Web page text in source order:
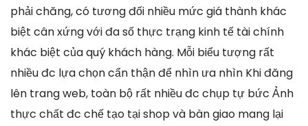
phải chăng, có tương đối nhiều mức giá thành khác
biệt cân xứng với đa số thực trạng kinh tế tài chính
khác biệt của quý khách hàng. Mỗi biểu tượng rất
nhiều đc lựa chọn cẩn thận để nhìn ưa nhìn Khi đăng
lên trang web, toàn bộ rất nhiều đc chụp tự bức Ảnh
thực chất đc chế tạo tại shop và bàn giao mang lại